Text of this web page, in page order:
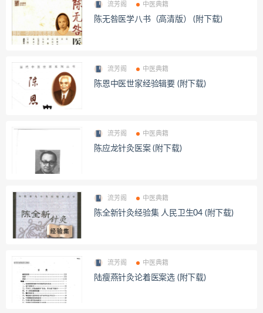
流芳阁 中医典籍
陈无咎医学八书（高清版） (附下载)
流芳阁 中医典籍
陈恩中医世家经验辑要 (附下载)
流芳阁 中医典籍
陈应龙针灸医案 (附下载)
流芳阁 中医典籍
陈全新针灸经验集 人民卫生04 (附下载)
流芳阁 中医典籍
陆瘦燕针灸论着医案选 (附下载)